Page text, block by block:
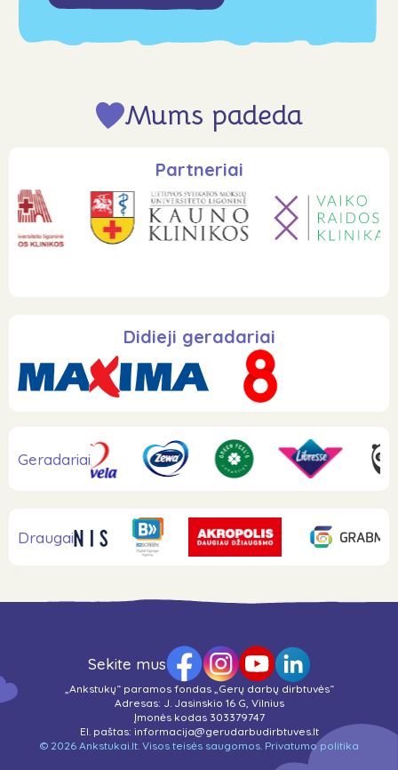
Mums padeda
Partneriai
Didieji geradariai
Geradariai
Draugai
Sekite mus
„Ankstukų“ paramos fondas „Gerų darbų dirbtuvės“
Adresas: J. Jasinskio 16 G, Vilnius
Įmonės kodas 303379747
El. paštas: informacija@gerudarbudirbtuves.lt
© 2026 Ankstukai.lt. Visos teisės saugomos. Privatumo politika